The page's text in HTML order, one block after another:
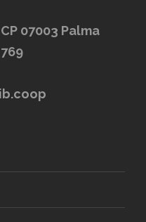
07003 Palma